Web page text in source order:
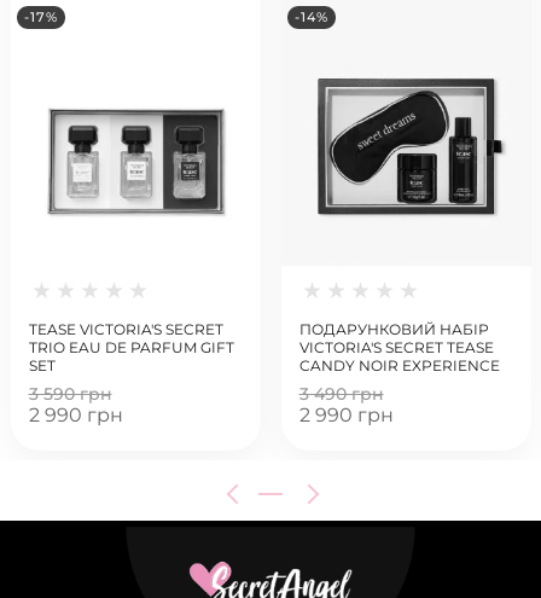
-17%
TEASE VICTORIA'S SECRET
TRIO EAU DE PARFUM GIFT
SET
3 590 грн
2 990 грн
-14%
ПОДАРУНКОВИЙ НАБІР
VICTORIA'S SECRET TEASE
CANDY NOIR EXPERIENCE
3 490 грн
2 990 грн